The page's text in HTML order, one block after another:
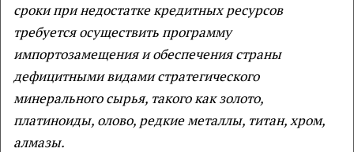
сроки при недостатке кредитных ресурсов
требуется осуществить программу
импортозамещения и обеспечения страны
дефицитными видами стратегического
минерального сырья, такого как золото,
платиноиды, олово, редкие металлы, титан, хром,
алмазы.